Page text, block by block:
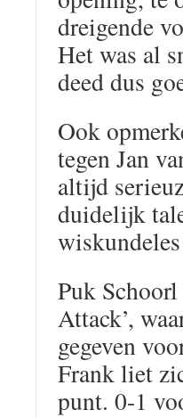
dreigende
Het was al
deed dus
Ook
tegen Jan
altijd
duidelijk
Puk
Attack’,
gegeven
Frank liet
punt. 0-1